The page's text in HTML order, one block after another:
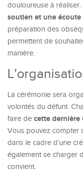
douloureuse à
soutien et une
préparation des
permettent de
manière.
La cérémonie sera
volontés du défunt.
faire de cette dernière
Vous pouvez compter
dans le cadre d’une
également se charger
convient.